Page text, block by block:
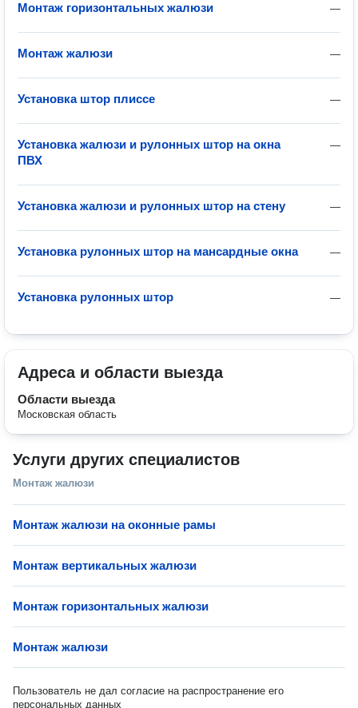
—
Монтаж горизонтальных жалюзи
—
Монтаж жалюзи
—
Установка штор плиссе
—
Установка жалюзи и рулонных штор на окна
ПВХ
—
Установка жалюзи и рулонных штор на стену
—
Установка рулонных штор на мансардные окна
—
Установка рулонных штор
Адреса и области выезда
Области выезда
Московская область
Услуги других специалистов
Монтаж жалюзи
Монтаж жалюзи на оконные рамы
Монтаж вертикальных жалюзи
Монтаж горизонтальных жалюзи
Монтаж жалюзи
Пользователь не дал согласие на распространение его
персональных данных